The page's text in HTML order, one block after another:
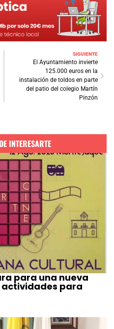
SIGUIENTE
El Ayuntamiento invierte
125.000 euros en la
instalación de toldos en parte
del patio del colegio Martín
Pinzón
INTERESARTE
para una nueva
actividades para